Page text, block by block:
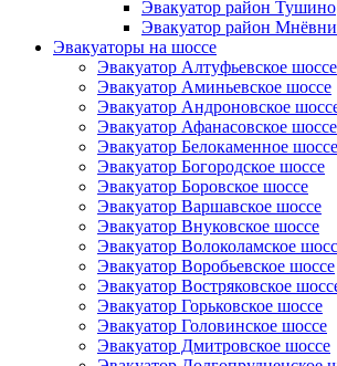
Эвакуатор район Тушино
Эвакуатор район
Эвакуаторы на шоссе
Эвакуатор Алтуфьевское шоссе
Эвакуатор Аминьевское шоссе
Эвакуатор Андроновское
Эвакуатор Афанасовское шоссе
Эвакуатор Белокаменное шоссе
Эвакуатор Богородское шоссе
Эвакуатор Боровское шоссе
Эвакуатор Варшавское шоссе
Эвакуатор Внуковское шоссе
Эвакуатор Волоколамское
Эвакуатор Воробьевское шоссе
Эвакуатор Востряковское
Эвакуатор Горьковское шоссе
Эвакуатор Головинское шоссе
Эвакуатор Дмитровское шоссе